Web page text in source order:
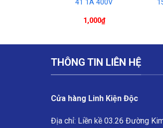
41 1A 400V
1,000₫
THÔNG TIN LIÊN HỆ
Cửa hàng Linh Kiện Độc
Địa chỉ: Liền kề 03.26 Đường